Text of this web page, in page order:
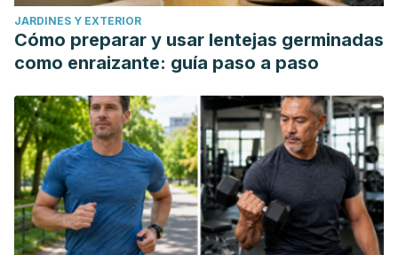
JARDINES Y EXTERIOR
Cómo preparar y usar lentejas germinadas
como enraizante: guía paso a paso